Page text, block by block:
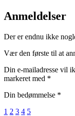
Anmeldelser
Der er endnu ikke
Vær den første til at
Din e-mailadresse vil
markeret med *
Din bedømmelse *
1 2 3 4 5